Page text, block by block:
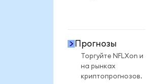
Прогнозы
Торгуйте NFLXon и
на рынках
криптопрогнозов.